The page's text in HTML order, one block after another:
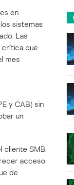
en
sistemas
Las
crítica que
mes
y CAB) sin
un
cliente SMB.
acceso
de